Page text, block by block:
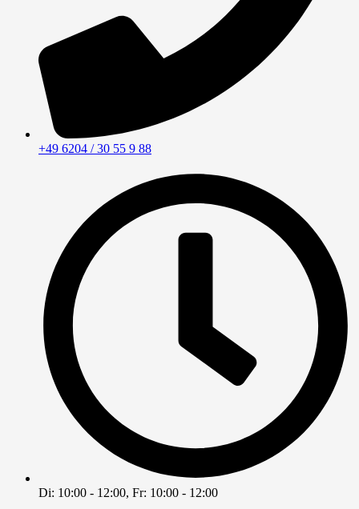
+49 6204 / 30 55 9 88
Di: 10:00 - 12:00, Fr: 10:00 - 12:00